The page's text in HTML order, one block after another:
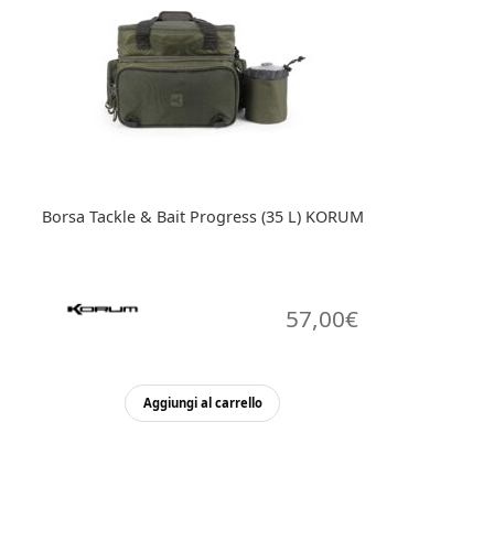
Borsa Tackle & Bait Progress (35 L) KORUM
57,00€
Aggiungi al carrello